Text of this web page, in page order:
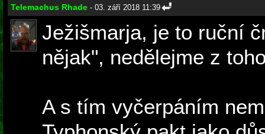
Telemachus Rhade - 03. září 2018 11:39
Ježišmarja, je to ruční
nějak", nedělejme z
A s tím vyčerpáním